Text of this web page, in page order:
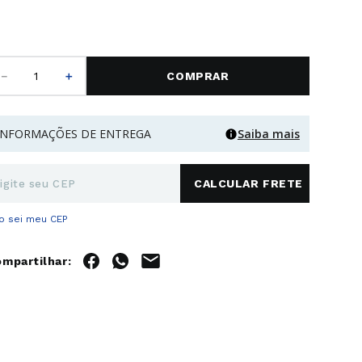
＋ COMPRAR
DE ENTREGA Saiba mais
sei meu CEP